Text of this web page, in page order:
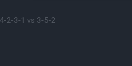
2-3-1 vs 3-5-2